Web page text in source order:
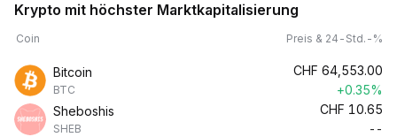
Krypto mit höchster Marktkapitalisierung
Coin Preis & 24-Std.-%
Bitcoin
BTC
CHF 64,553.00
+0.35%
Sheboshis
SHEB
CHF 10.65
--